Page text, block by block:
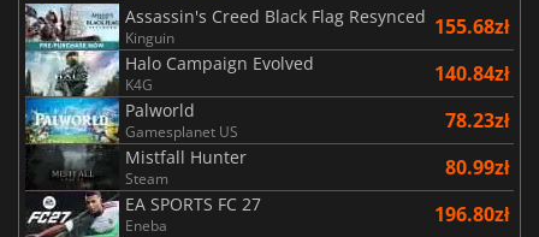
Assassin's Creed Black Flag Resynced
Kinguin 155.68zł
Halo Campaign Evolved
K4G 140.84zł
Palworld
Gamesplanet US 78.23zł
Mistfall Hunter
Steam 80.99zł
EA SPORTS FC 27
Eneba 196.80zł